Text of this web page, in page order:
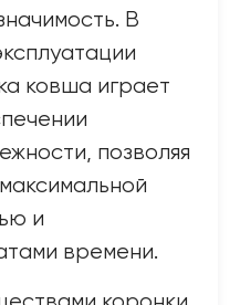
В
ковша играет
позволяя
и
времени.